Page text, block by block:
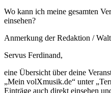
Wo kann ich meine gesamten
einsehen?
Anmerkung der Redaktion /
Servus Ferdinand,
eine Übersicht über deine
„Mein volXmusik.de“ unter
Einträge auch direkt einsehen